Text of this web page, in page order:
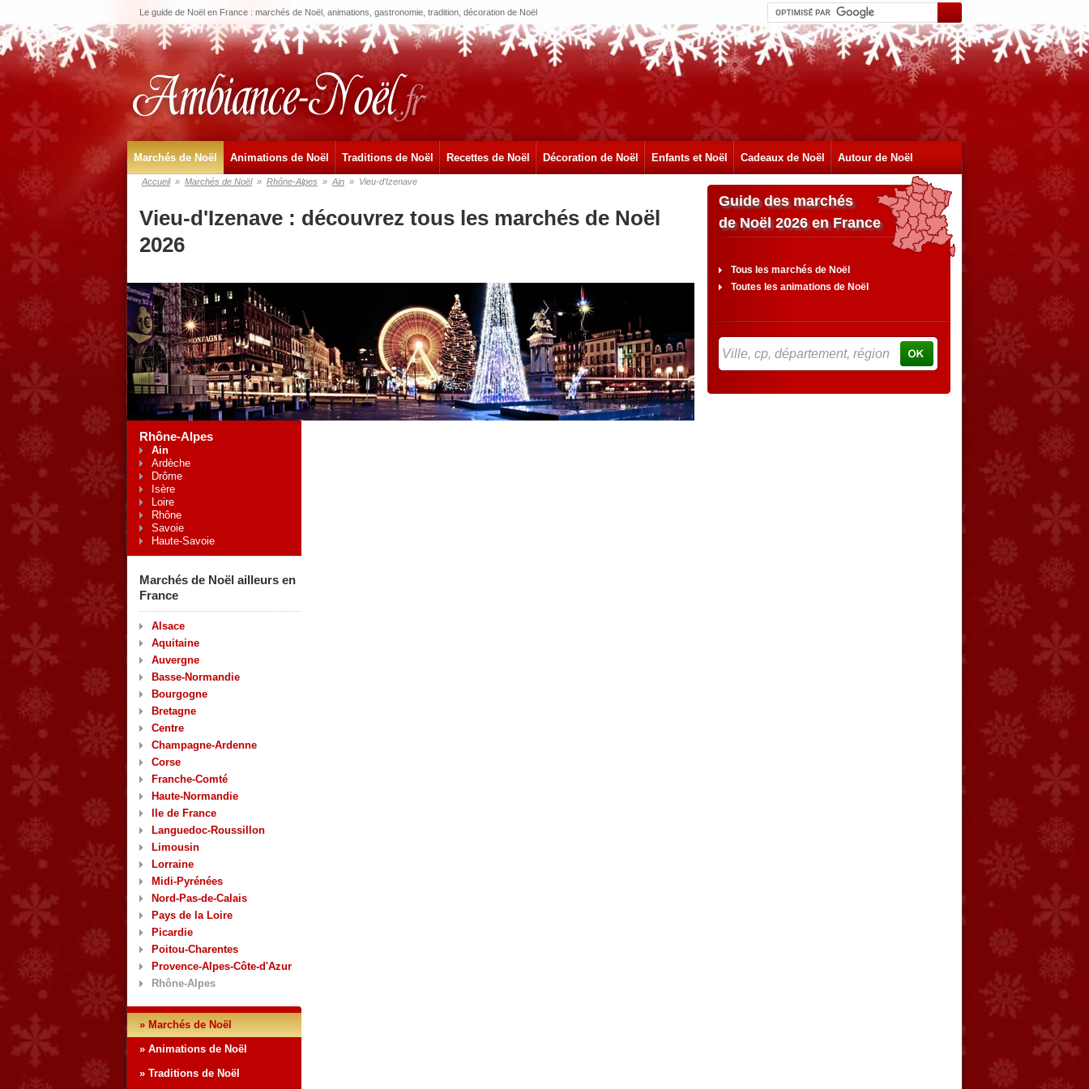
Le guide de Noël en France : marchés de Noël, animations, gastronomie, tradition, décoration de Noël
Marchés de Noël Animations de Noël Traditions de Noël Recettes de Noël Décoration de Noël Enfants et Noël Cadeaux de Noël Autour de Noël
Accueil » Marchés de Noël » Rhône-Alpes » Ain » Vieu-d'Izenave
Vieu-d'Izenave : découvrez tous les marchés de Noël
2026
Rhône-Alpes
Ain
Ardèche
Drôme
Isère
Loire
Rhône
Savoie
Haute-Savoie
Marchés de Noël ailleurs en
France
Alsace
Aquitaine
Auvergne
Basse-Normandie
Bourgogne
Bretagne
Centre
Champagne-Ardenne
Corse
Franche-Comté
Haute-Normandie
Ile de France
Languedoc-Roussillon
Limousin
Lorraine
Midi-Pyrénées
Nord-Pas-de-Calais
Pays de la Loire
Picardie
Poitou-Charentes
Provence-Alpes-Côte-d'Azur
Rhône-Alpes
» Marchés de Noël
» Animations de Noël
» Traditions de Noël
Guide des marchés
de Noël 2026 en France
Tous les marchés de Noël
Toutes les animations de Noël